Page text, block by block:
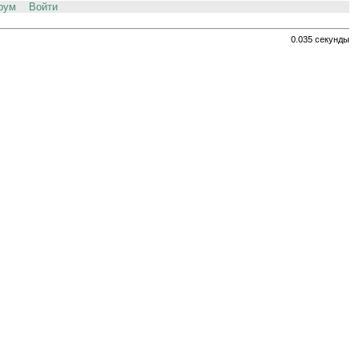
Войти
0.035 секунды